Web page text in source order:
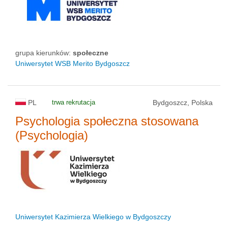
grupa kierunków: społeczne
Uniwersytet WSB Merito Bydgoszcz
PL trwa rekrutacja Bydgoszcz, Polska
Psychologia społeczna stosowana
(Psychologia)
Uniwersytet Kazimierza Wielkiego w Bydgoszczy